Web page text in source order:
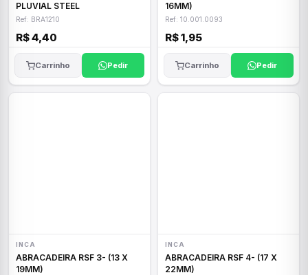
PLUVIAL STEEL
Ref: BRA1210
R$ 4,40
Carrinho Pedir
16MM)
Ref: 10.001.0093
R$ 1,95
Carrinho Pedir
INCA
ABRACADEIRA RSF 3- (13 X
19MM)
INCA
ABRACADEIRA RSF 4- (17 X
22MM)